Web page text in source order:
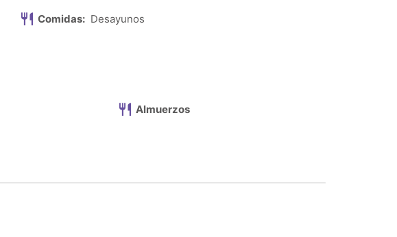
Comidas: Desayunos
Almuerzos